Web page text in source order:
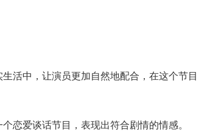
活中，让演员更加自然地配合，在这个节目
恋爱谈话节目，表现出符合剧情的情感。